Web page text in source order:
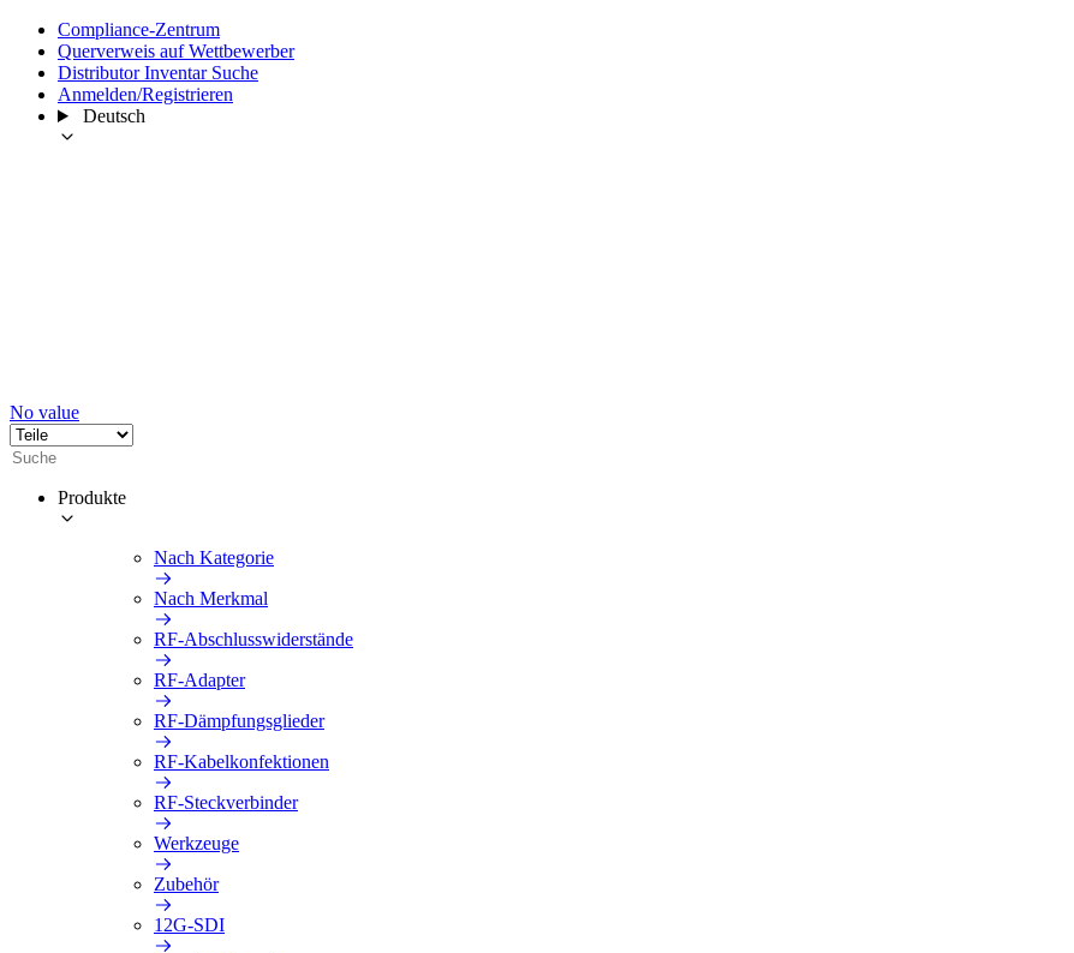
Compliance-Zentrum
Querverweis auf Wettbewerber
Distributor Inventar Suche
Anmelden/Registrieren
Deutsch
No value
Produkte
Nach Kategorie
Nach Merkmal
RF-Abschlusswiderstände
RF-Adapter
RF-Dämpfungsglieder
RF-Kabelkonfektionen
RF-Steckverbinder
Werkzeuge
Zubehör
12G-SDI